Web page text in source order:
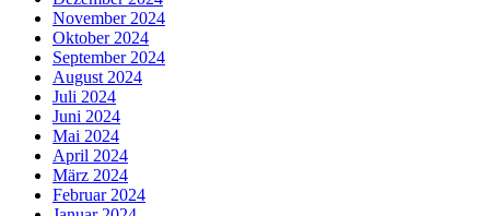
November 2024
Oktober 2024
September 2024
August 2024
Juli 2024
Juni 2024
Mai 2024
April 2024
März 2024
Februar 2024